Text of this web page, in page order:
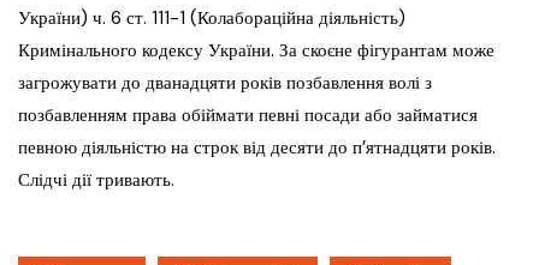
України) ч. 6 ст. 111-1 (Колабораційна діяльність)
Кримінального кодексу України. За скоєне фігурантам може
загрожувати до дванадцяти років позбавлення волі з
позбавленням права обіймати певні посади або займатися
певною діяльністю на строк від десяти до п’ятнадцяти років.
Слідчі дії тривають.